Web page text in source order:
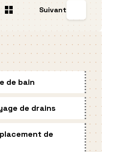
Suivant
de bain
de drains
de